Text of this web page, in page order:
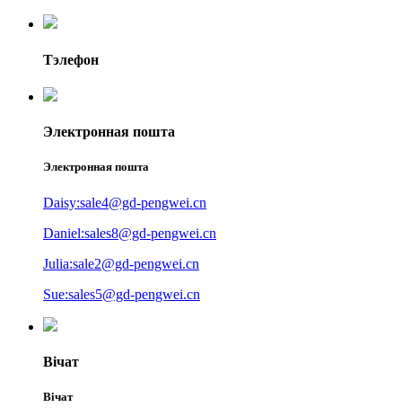
Тэлефон
Электронная пошта
Электронная пошта
Daisy:sale4@gd-pengwei.cn
Daniel:sales8@gd-pengwei.cn
Julia:sale2@gd-pengwei.cn
Sue:sales5@gd-pengwei.cn
Вічат
Вічат